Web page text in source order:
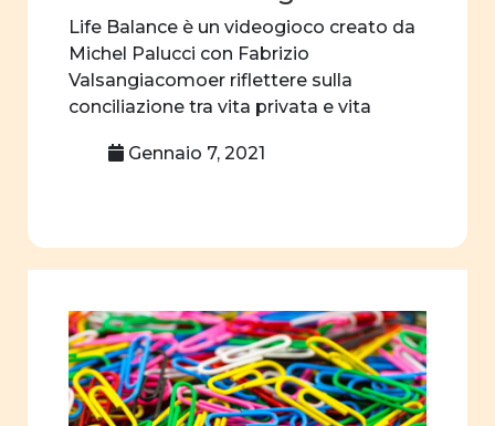
familiari
Ruoli sociali e
politici degli
uomini nella
famiglia
professionale
d'animazione
mass media
suffragio
Life Balance è un videogioco creato da
Michel Palucci con Fabrizio
Valsangiacomoer riflettere sulla
conciliazione tra vita privata e vita
Gennaio 7, 2021